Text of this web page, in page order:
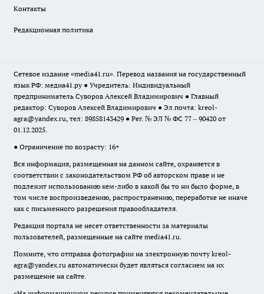
Контакты
Редакционная политика
Сетевое издание «media41.ru». Перевод названия на государственный
язык РФ: медиа41.ру ● Учредитель: Индивидуальный
предприниматель Суворов Алексей Владимирович ● Главный
редактор: Суворов Алексей Владимирович ● Эл.почта: kreol-
agra@yandex.ru, тел: 89858143429 ● Рег. № ЭЛ № ФС 77 – 90420 от
01.12.2025.
● Ограничение по возрасту: 16+
Вся информация, размещенная на данном сайте, охраняется в
соответствии с законодательством РФ об авторском праве и не
подлежит использованию кем-либо в какой бы то ни было форме, в
том числе воспроизведению, распространению, переработке не иначе
как с письменного разрешения правообладателя.
Редакция портала не несет ответственности за материалы
пользователей, размещенные на сайте media41.ru.
Помните, что отправка фотографии на электронную почту kreol-
agra@yandex.ru автоматически будет являться согласием на их
размещение на сайте.